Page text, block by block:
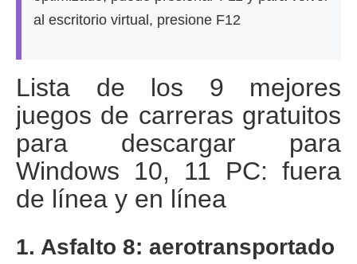
al escritorio virtual, presione F12
Lista de los 9 mejores
juegos de carreras gratuitos
para descargar para
Windows 10, 11 PC: fuera
de línea y en línea
1. Asfalto 8: aerotransportado